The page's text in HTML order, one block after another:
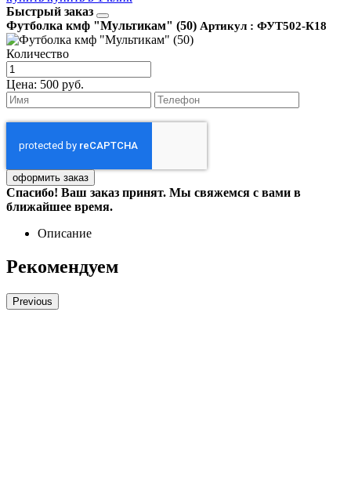
Быстрый заказ
Футболка кмф "Мультикам" (50) Артикул : ФУТ502-К18
Количество
Цена: 500 руб.
Спасибо! Ваш заказ принят. Мы свяжемся с вами в
ближайшее время.
Описание
Рекомендуем
Previous